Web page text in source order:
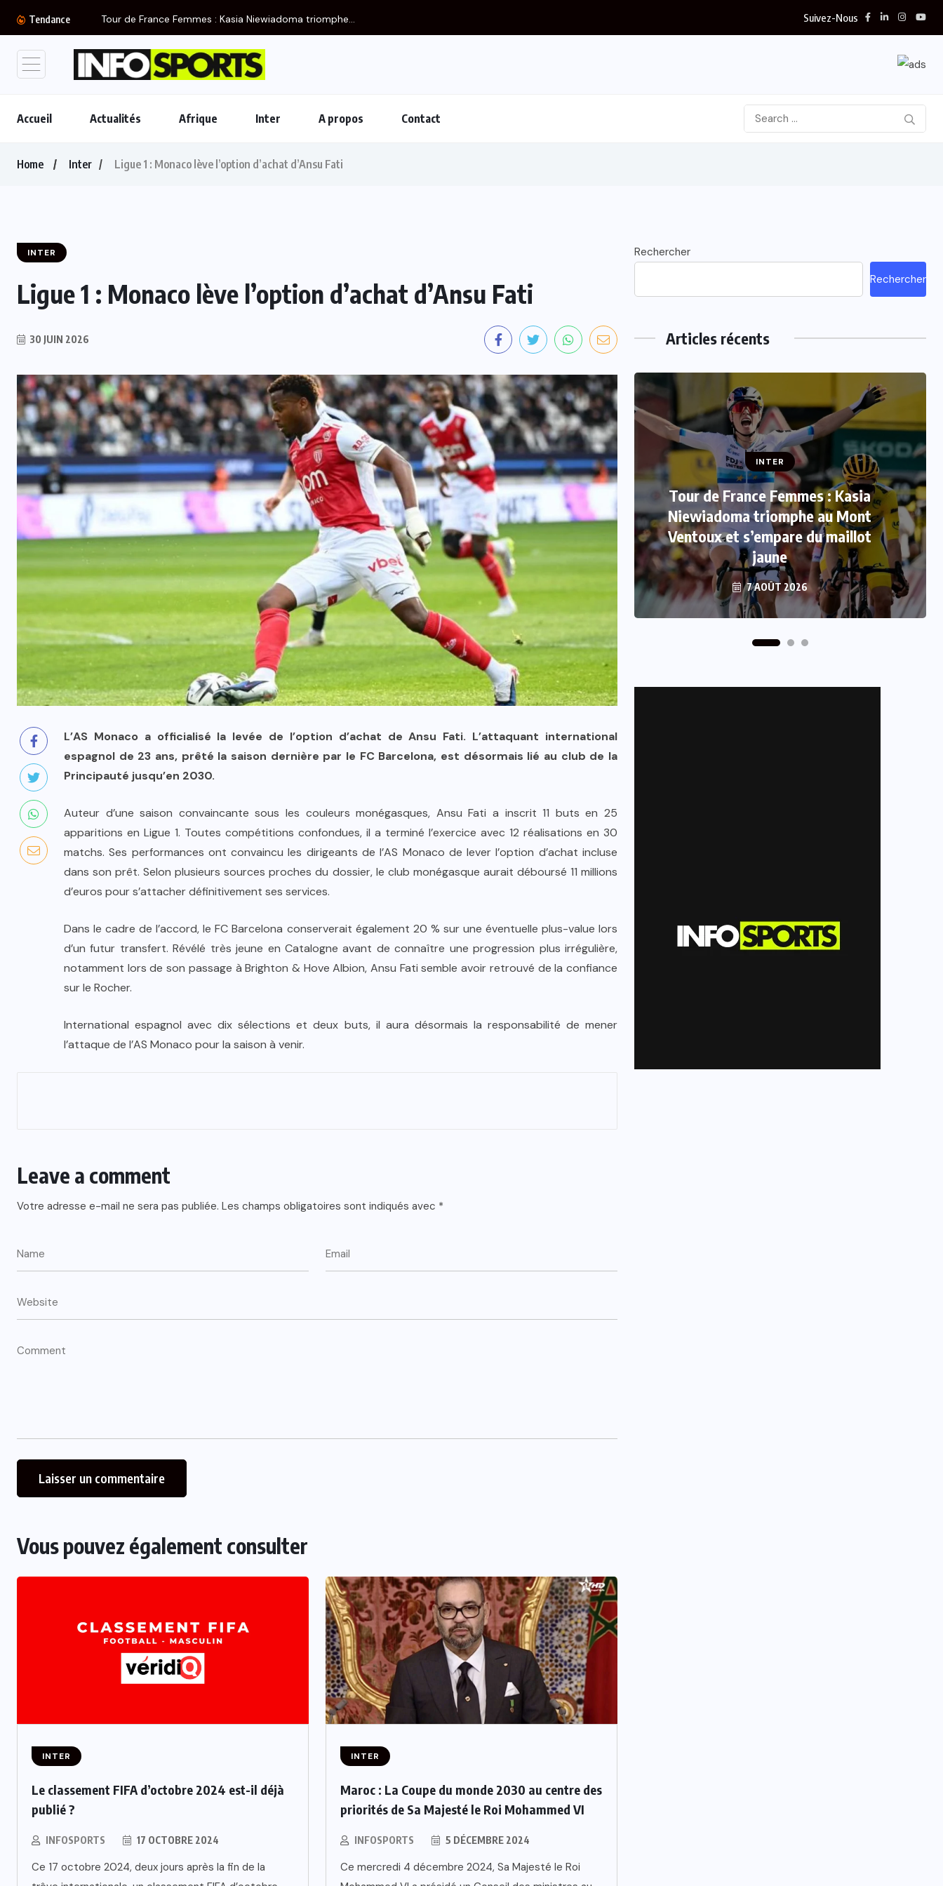
Tendance Tour de France Femmes : Kasia Niewiadoma triomphe... Suivez-Nous
Accueil Actualités Afrique Inter A propos Contact
Home Inter Ligue 1 : Monaco lève l’option d’achat d’Ansu Fati
INTER
Ligue 1 : Monaco lève l’option d’achat d’Ansu Fati
30 JUIN 2026
L’AS Monaco a officialisé la levée de l’option d’achat de Ansu Fati. L’attaquant international
espagnol de 23 ans, prêté la saison dernière par le FC Barcelona, est désormais lié au club de la
Principauté jusqu’en 2030.
Auteur d’une saison convaincante sous les couleurs monégasques, Ansu Fati a inscrit 11 buts en 25
apparitions en Ligue 1. Toutes compétitions confondues, il a terminé l’exercice avec 12 réalisations en 30
matchs. Ses performances ont convaincu les dirigeants de l’AS Monaco de lever l’option d’achat incluse
dans son prêt. Selon plusieurs sources proches du dossier, le club monégasque aurait déboursé 11 millions
d’euros pour s’attacher définitivement ses services.
Dans le cadre de l’accord, le FC Barcelona conserverait également 20 % sur une éventuelle plus-value lors
d’un futur transfert. Révélé très jeune en Catalogne avant de connaître une progression plus irrégulière,
notamment lors de son passage à Brighton & Hove Albion, Ansu Fati semble avoir retrouvé de la confiance
sur le Rocher.
International espagnol avec dix sélections et deux buts, il aura désormais la responsabilité de mener
l’attaque de l’AS Monaco pour la saison à venir.
Leave a comment
Votre adresse e-mail ne sera pas publiée. Les champs obligatoires sont indiqués avec *
Vous pouvez également consulter
INTER
Le classement FIFA d’octobre 2024 est-il déjà
publié ?
INFOSPORTS 17 OCTOBRE 2024
Ce 17 octobre 2024, deux jours après la fin de la
INTER
Maroc : La Coupe du monde 2030 au centre des
priorités de Sa Majesté le Roi Mohammed VI
INFOSPORTS 5 DÉCEMBRE 2024
Ce mercredi 4 décembre 2024, Sa Majesté le Roi
Rechercher
Rechercher
Articles récents
INTER
Mercato : Monaco s’intéresse à
Romelu Lukaku, Naples prêt à le
laisser partir
INTER
Tour de France Femmes : Kasia
Niewiadoma triomphe au Mont
Ventoux et s’empare du maillot
jaune
7 AOÛT 2026
INTER
Mercato : Le FC Barcelone s’offre
Rodri pour 50 millions d’euros
7 AOÛT 2026